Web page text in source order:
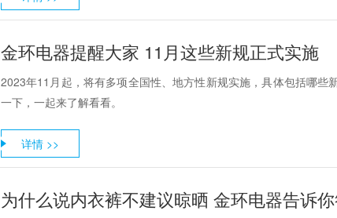
金环电器提醒大家 11月这些新规正式实施
2023年11月起，将有多项全国性、地方性新规实施，具体包括哪些
一下，一起来了解看看。
详情 >>
为什么说内衣裤不建议晾晒 金环电器告诉